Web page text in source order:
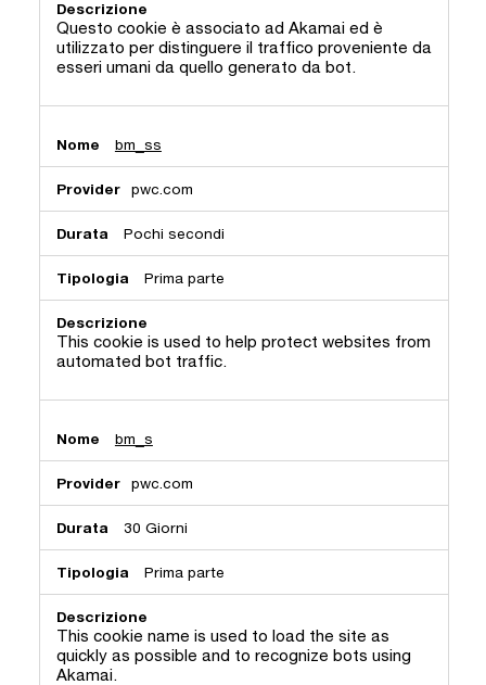
Questo cookie è associato ad Akamai ed è
utilizzato per distinguere il traffico proveniente da
esseri umani da quello generato da bot.
bm_ss
pwc.com
Pochi secondi
Prima parte
This cookie is used to help protect websites from
automated bot traffic.
bm_s
pwc.com
30 Giorni
Prima parte
This cookie name is used to load the site as
quickly as possible and to recognize bots using
Akamai.